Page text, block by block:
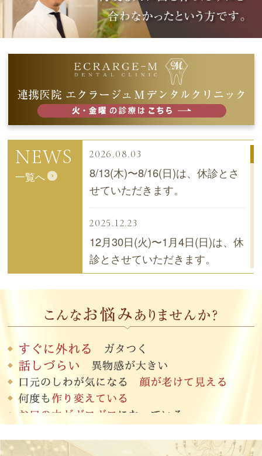
NEWS
一覧へ
2026.08.03
8/13(木)〜8/16(日)は、休診とさ
せていただきます。
2025.12.23
12月30日(火)〜1月4日(日)は、休
診とさせていただきます。
2025.09.07
「入れ歯がフィットしないとお
悩みの方へ｜快適な使用感を取
り戻す方法」監修
2025.08.06
8月10日(日)〜17日(日)は、休診
とさせていただきます。